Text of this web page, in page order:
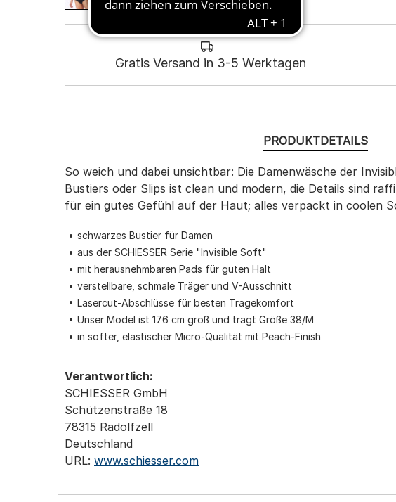
Gratis Versand in 3-5 Werktagen
PRODUKTDETAILS
So weich und dabei unsichtbar: Die Damenwäsche der
Bustiers oder Slips ist clean und modern, die Details sind
für ein gutes Gefühl auf der Haut; alles verpackt in coolen
schwarzes Bustier für Damen
aus der SCHIESSER Serie "Invisible Soft"
mit herausnehmbaren Pads für guten Halt
verstellbare, schmale Träger und V-Ausschnitt
Lasercut-Abschlüsse für besten Tragekomfort
Unser Model ist 176 cm groß und trägt Größe 38/M
in softer, elastischer Micro-Qualität mit Peach-Finish
Verantwortlich:
SCHIESSER GmbH
Schützenstraße 18
78315 Radolfzell
Deutschland
URL: www.schiesser.com